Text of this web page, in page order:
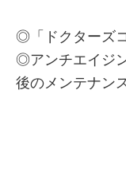
◎「ドクターズ
◎アンチエイジ
後のメンテナン